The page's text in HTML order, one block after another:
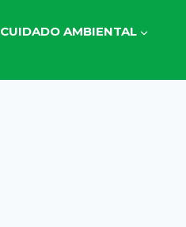
CUIDADO AMBIENTAL